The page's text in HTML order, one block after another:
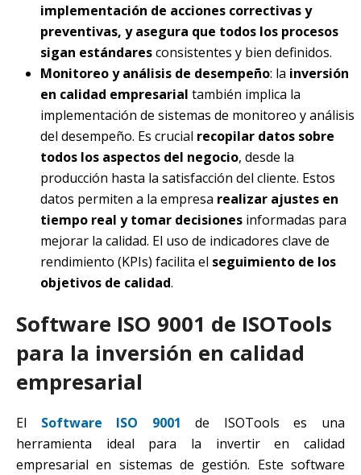
implementación de acciones correctivas y
preventivas, y asegura que todos los procesos
sigan estándaresconsistentes y bien definidos.
Monitoreo y análisis de desempeño: la inversión
en calidad empresarial también implica la
implementación de sistemas de monitoreo y análisis
del desempeño. Es crucial recopilar datos sobre
todos los aspectos del negocio, desde la
producción hasta la satisfacción del cliente. Estos
datos permiten a la empresa realizar ajustes en
tiempo real y tomar decisiones informadas para
mejorar la calidad. El uso de indicadores clave de
rendimiento (KPIs) facilita el seguimiento de los
objetivos de calidad.
Software ISO 9001 de ISOTools
para la inversión en calidad
empresarial
El Software ISO 9001 de ISOTools es una
herramienta ideal para la invertir en calidad
empresarial en sistemas de gestión. Este software